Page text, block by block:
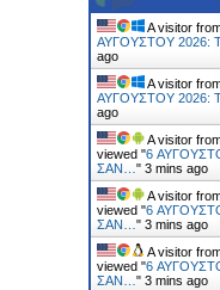
A visitor
ΑΥΓΟΥΣΤΟΥ 2026:
ago
A visitor
ΑΥΓΟΥΣΤΟΥ 2026:
ago
A visitor
viewed "6
ΣΑΝ… " 3 mins ago
A visitor
viewed "6
ΣΑΝ… " 3 mins ago
A visitor
viewed "6
ΣΑΝ… " 3 mins ago